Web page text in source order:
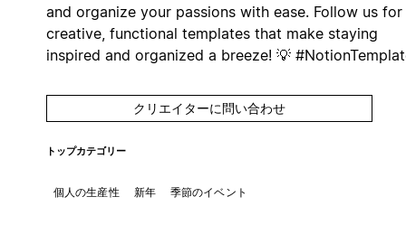
and organize your passions with ease. Follow us for
creative, functional templates that make staying
inspired and organized a breeze! 💡
クリエイターに問い合わせ
トップカテゴリー
個人の生産性 新年 季節のイベント